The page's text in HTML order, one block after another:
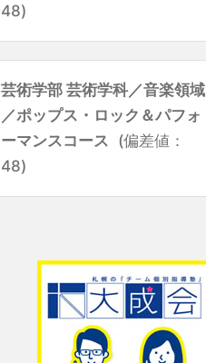
48)
芸術学部 芸術学科／音楽領域
／ポップス・ロック＆パフォ
ーマンスコース (偏差値：
48)